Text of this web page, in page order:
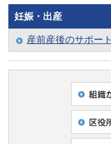
妊娠・出産
産前産後のサポート